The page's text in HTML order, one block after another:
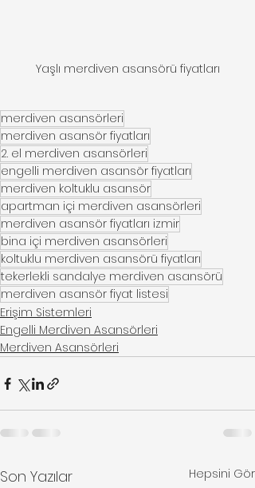
Yaşlı merdiven asansörü fiyatları
merdiven asansörleri
merdiven asansör fiyatları
2. el merdiven asansörleri
engelli merdiven asansör fiyatları
merdiven koltuklu asansör
apartman içi merdiven asansörleri
merdiven asansör fiyatları izmir
bina içi merdiven asansörleri
koltuklu merdiven asansörü fiyatları
tekerlekli sandalye merdiven asansörü
merdiven asansör fiyat listesi
Erişim Sistemleri
Engelli Merdiven Asansörleri
Merdiven Asansörleri
Son Yazılar Hepsini Gör